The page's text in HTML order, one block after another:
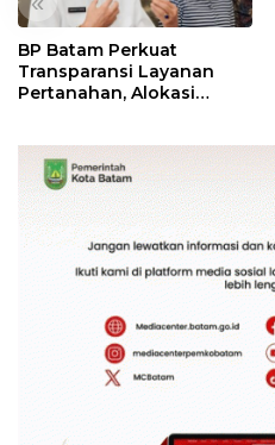
BP Batam Perkuat
Transparansi Layanan
Pertanahan, Alokasi